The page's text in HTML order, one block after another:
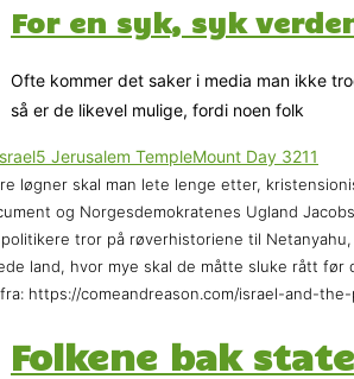
For en syk, syk
Ofte kommer det saker i media man ikke
så er de likevel mulige, fordi noen folk
løgner skal man lete lenge etter,
og Norgesdemokratenes Ugland
tror på røverhistoriene til
land, hvor mye skal de måtte sluke rått før
https://comeandreason.com/israel-and-
Folkene bak